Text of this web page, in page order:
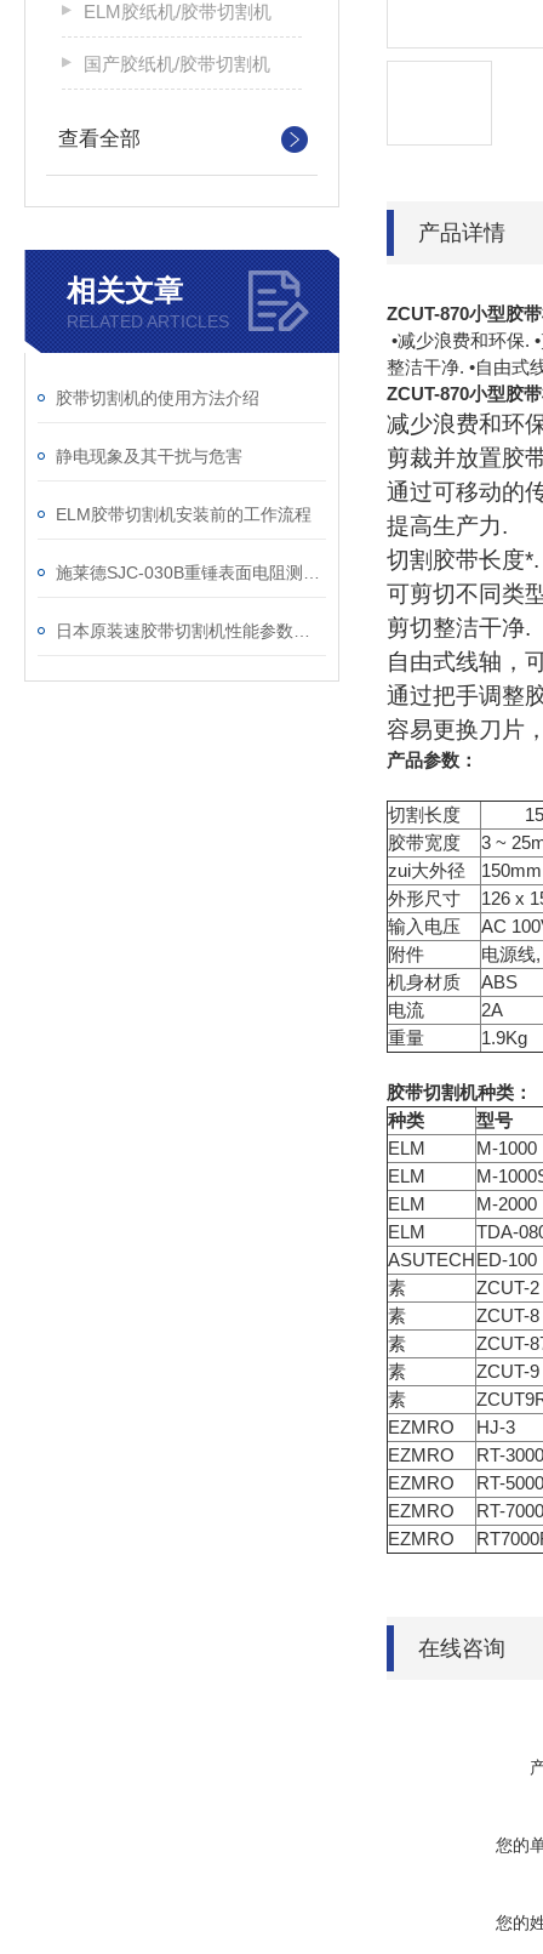
ELM胶纸机/胶带切割机
国产胶纸机/胶带切割机
查看全部
相关文章
RELATED ARTICLES
胶带切割机的使用方法介绍
静电现象及其干扰与危害
ELM胶带切割机安装前的工作流程
产品详情
ZCUT-870小型胶
•减少浪费和环保.
整洁干净. •自由式
ZCUT-870小型胶
减少浪费和环
剪裁并放置胶
通过可移动的
提高生产力.
切割胶带长度*.
可剪切不同类
剪切整洁干净.
自由式线轴，
通过把手调整
容易更换刀片
产品参数：
切割长度
15
胶带宽度
3 ~
zui大外径
150mm
外形尺寸
126 x
输入电压
AC
附件
电源线
机身材质
ABS
电流
2A
重量
1.9Kg
胶带切割机种类：
种类
型号
ELM
M-1000
ELM
M-
ELM
M-2000
ELM
TDA-
ASUTECHED-100
素
ZCUT-2
素
ZCUT-8
素
ZCUT-
素
ZCUT-9
素
EZMRO
HJ-3
EZMRO
RT-3000
EZMRO
RT-5000
EZMRO
RT-7000
EZMRO
在线咨询
您的
您的